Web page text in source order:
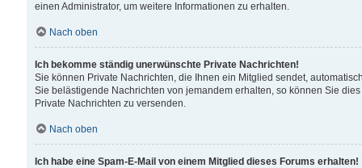
einen Administrator, um weitere Informationen zu erhalten.
Nach oben
Ich bekomme ständig unerwünschte Private Nachrichten!
Sie können Private Nachrichten, die Ihnen ein Mitglied sendet,
Sie belästigende Nachrichten von jemandem erhalten, so können Sie
Private Nachrichten zu versenden.
Nach oben
Ich habe eine Spam-E-Mail von einem Mitglied dieses Forums erhalten!